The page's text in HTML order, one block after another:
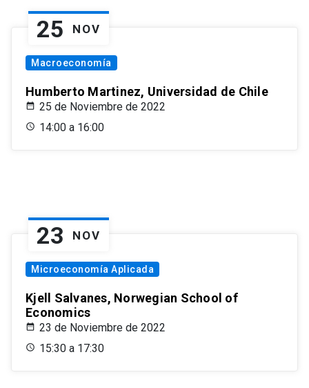
25 NOV
Macroeconomía
Humberto Martinez, Universidad de Chile
25 de Noviembre de 2022
14:00 a 16:00
23 NOV
Microeconomía Aplicada
Kjell Salvanes, Norwegian School of
Economics
23 de Noviembre de 2022
15:30 a 17:30